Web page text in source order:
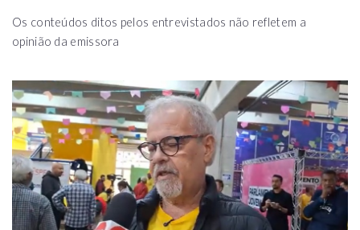
Os conteúdos ditos pelos entrevistados não refletem a
opinião da emissora